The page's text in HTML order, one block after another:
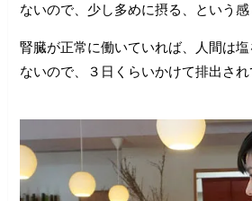
ないので、少し多めに摂る、という感
腎臓が正常に働いていれば、人間は
ないので、３日くらいかけて排出され